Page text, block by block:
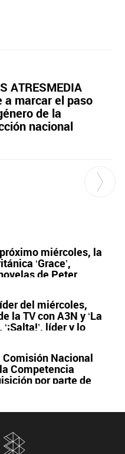
ATRESMEDIA
a marcar el paso
de la
nacional
miércoles, la
‘Grace’,
de Peter
del miércoles,
la TV con A3N y ‘La
líder y lo
Nacional
Competencia
por parte de